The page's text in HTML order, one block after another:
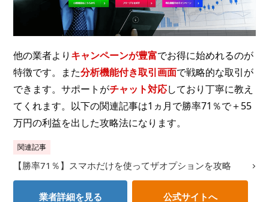
他の業者より キャンペーンが豊富でお得に始めれるのが
特徴です。また分析機能付き取引画面で戦略的な取引が
できます。サポートがチャット対応しており丁寧に教え
てくれます。以下の関連記事は1ヵ月で勝率71％で＋55
万円の利益を出した攻略法になります。
関連記事
【勝率71％】スマホだけを使ってザオプションを攻略
業者詳細を見る 公式サイトへ